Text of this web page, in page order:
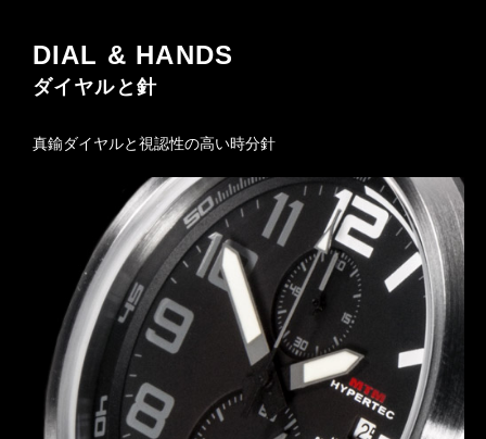
DIAL & HANDS
ダイヤルと針
真鍮ダイヤルと視認性の高い時分針